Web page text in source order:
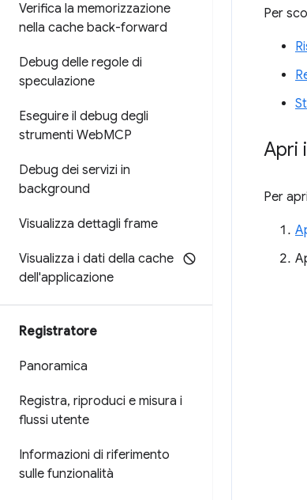
Verifica la memorizzazione
nella cache back-forward
Debug delle regole di
speculazione
Eseguire il debug degli
strumenti WebMCP
Debug dei servizi in
background
Visualizza dettagli frame
Visualizza i dati della cache
dell'applicazione
Registratore
Panoramica
Registra, riproduci e misura i
flussi utente
Informazioni di riferimento
sulle funzionalità
Per
Apri
Per